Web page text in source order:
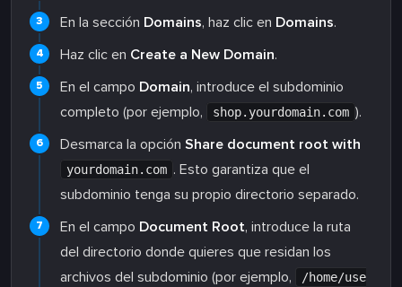
En la sección Domains, haz clic en Domains.
Haz clic en Create a New Domain.
En el campo Domain, introduce el subdominio
completo (por ejemplo,
shop.yourdomain.com ).
Desmarca la opción Share document root with
yourdomain.com . Esto garantiza que el
subdominio tenga su propio directorio separado.
En el campo Document Root, introduce la ruta
del directorio donde quieres que residan los
archivos del subdominio (por ejemplo,
/home/use